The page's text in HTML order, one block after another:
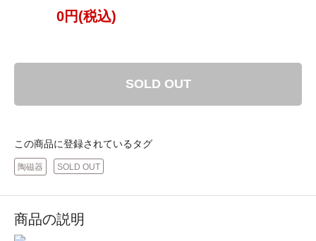
0円(税込)
SOLD OUT
この商品に登録されているタグ
陶磁器 SOLD OUT
商品の説明